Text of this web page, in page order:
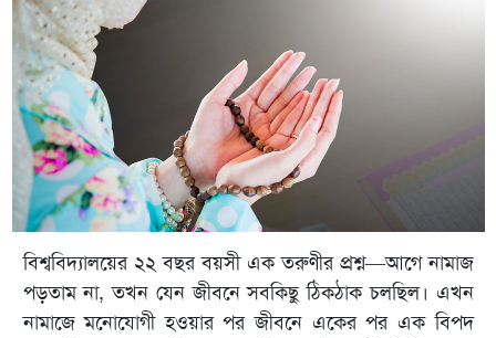
বিশ্ববিদ্যালয়ের ২২ বছর বয়সী এক তরুণীর প্রশ্ন—আগে নামাজ
পড়তাম না, তখন যেন জীবনে সবকিছু ঠিকঠাক চলছিল। এখন
নামাজে মনোযোগী হওয়ার পর জীবনে একের পর এক বিপদ